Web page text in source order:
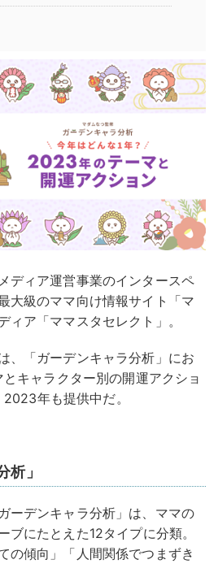
ディア運営事業のインタースペ
大級のママ向け情報サイト「マ
ィア「ママスタセレクト」。
、「ガーデンキャラ分析」にお
キャラクター別の開運アクショ
年も提供中だ。
析」
ーデンキャラ分析」は、ママの
ブにたとえた12タイプに分類。
の傾向」「人間関係でつまずき